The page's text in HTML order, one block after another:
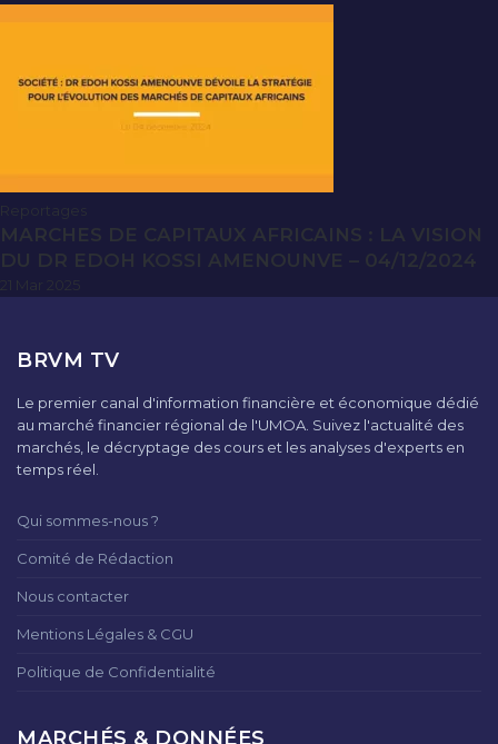
MARCHES DE CAPITAUX AFRICAINS : LA VISION
DU DR EDOH KOSSI AMENOUNVE – 04/12/2024
BRVM TV
Le premier canal d'information financière et économique dédié
au marché financier régional de l'UMOA. Suivez l'actualité des
marchés, le décryptage des cours et les analyses d'experts en
temps réel.
Qui sommes-nous ?
Comité de Rédaction
Nous contacter
Mentions Légales & CGU
Politique de Confidentialité
MARCHÉS & DONNÉES